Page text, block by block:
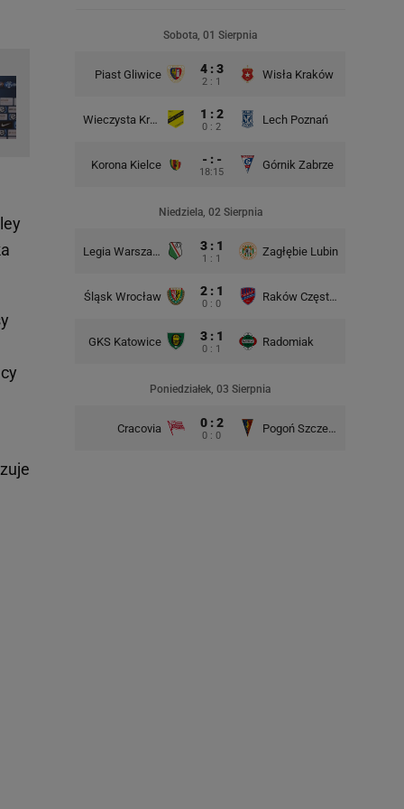
Sobota, 01 Sierpnia
Piast Gliwice 4 : 3
2 : 1
Wisła Kraków
Wieczysta Kraków 1 : 2
0 : 2
Lech Poznań
Korona Kielce - : -
18:15
Górnik Zabrze
Niedziela, 02 Sierpnia
Legia Warszawa 3 : 1
1 : 1
Zagłębie Lubin
Śląsk Wrocław 2 : 1
0 : 0
Raków Częstochowa
GKS Katowice 3 : 1
0 : 1
Radomiak
Poniedziałek, 03 Sierpnia
Cracovia 0 : 2
0 : 0
Pogoń Szczecin